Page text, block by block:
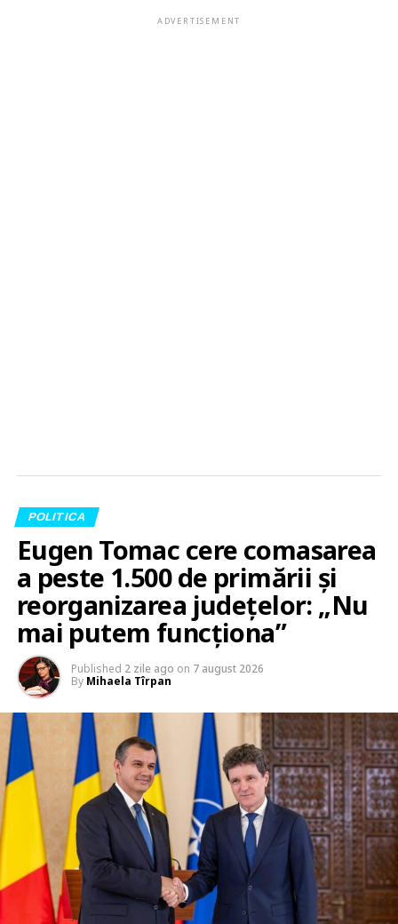
ADVERTISEMENT
POLITICA
Eugen Tomac cere comasarea
a peste 1.500 de primării și
reorganizarea județelor: „Nu
mai putem funcționa”
Published 2 zile ago on 7 august 2026
By Mihaela Tîrpan